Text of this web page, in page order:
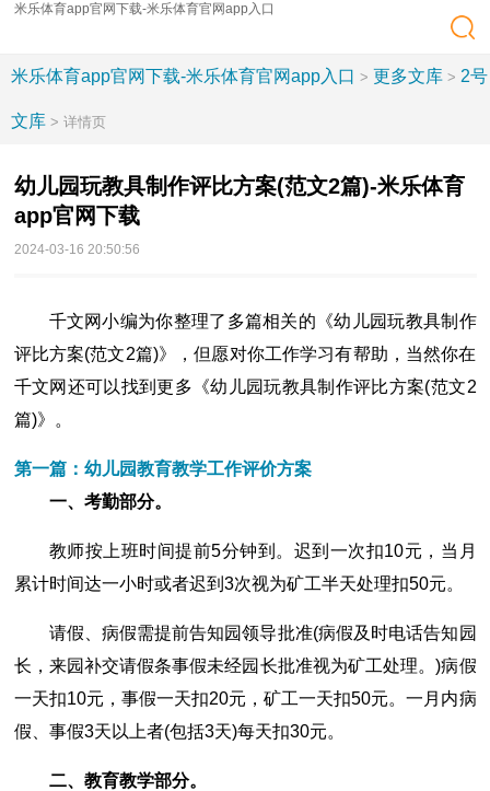
米乐体育app官网下载-米乐体育官网app入口
米乐体育app官网下载-米乐体育官网app入口 > 更多文库 > 2号
文库 > 详情页
幼儿园玩教具制作评比方案(范文2篇)-米乐体育
app官网下载
2024-03-16 20:50:56
千文网小编为你整理了多篇相关的《幼儿园玩教具制作
评比方案(范文2篇)》，但愿对你工作学习有帮助，当然你在
千文网还可以找到更多《幼儿园玩教具制作评比方案(范文2
篇)》。
第一篇：幼儿园教育教学工作评价方案
一、考勤部分。
教师按上班时间提前5分钟到。迟到一次扣10元，当月
累计时间达一小时或者迟到3次视为矿工半天处理扣50元。
请假、病假需提前告知园领导批准(病假及时电话告知园
长，来园补交请假条事假未经园长批准视为矿工处理。)病假
一天扣10元，事假一天扣20元，矿工一天扣50元。一月内病
假、事假3天以上者(包括3天)每天扣30元。
二、教育教学部分。